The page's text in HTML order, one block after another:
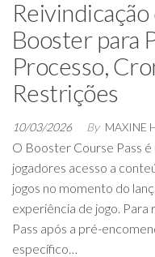
Booster para
Processo,
Restrições
10/03/2026 By MAXINE
O Booster Course Pass
jogadores acesso a
jogos no momento do
experiência de jogo.
Pass após a pré-
específico…